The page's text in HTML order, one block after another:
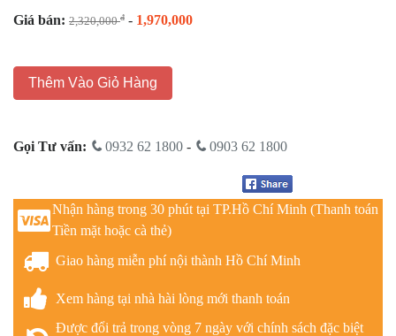
Giá bán: 2,320,000đ - 1,970,000
Thêm Vào Giỏ Hàng
Gọi Tư vấn: 0932 62 1800 - 0903 62 1800
Nhận hàng trong 30 phút tại TP.Hồ Chí Minh (Thanh toán
Tiền mặt hoặc cà thẻ)
Giao hàng miễn phí nội thành Hồ Chí Minh
Xem hàng tại nhà hài lòng mới thanh toán
Được đổi trả trong vòng 7 ngày với chính sách đặc biệt